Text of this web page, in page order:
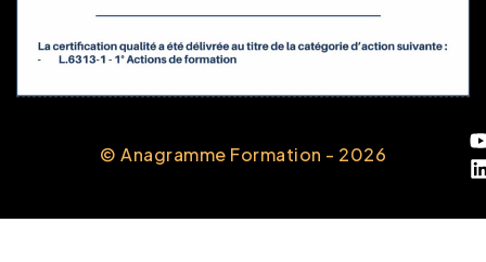
© Anagramme Formation - 2026